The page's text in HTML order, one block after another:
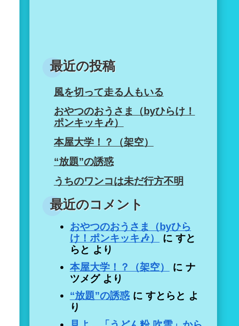
最近の投稿
風を切って走る人もいる
おやつのおうさま（byひらけ！
ポンキッキ🎶）
本屋大学！？（架空）
“放題”の誘惑
うちのワンコは未だ行方不明
最近のコメント
おやつのおうさま（byひら
け！ポンキッキ🎶）
に すと
らと より
本屋大学！？（架空）
に ナ
ツメグより
“放題”の誘惑に すとらと よ
り